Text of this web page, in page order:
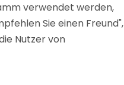
verwendet werden,
Sie einen Freund",
Nutzer von